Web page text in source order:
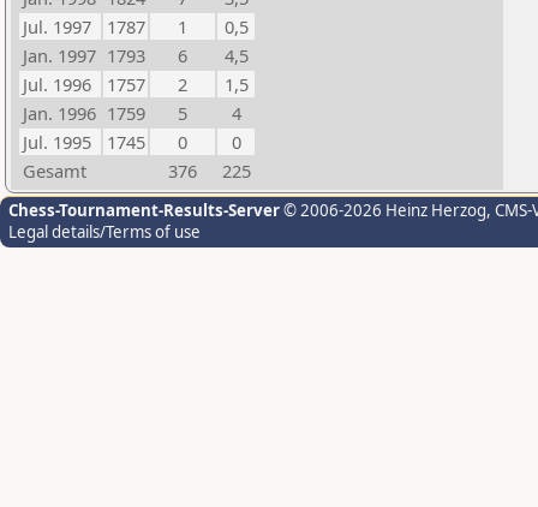
Jul. 1997
1787 1
0,5
Jan. 1997 1793 6
4,5
Jul. 1996
1757 2
1,5
Jan. 1996 1759 5
4
Jul. 1995
1745 0
0
Gesamt
376 225
Chess-Tournament-Results-Server© 2006-2026 Heinz Herzog,
Legal details/Terms of use